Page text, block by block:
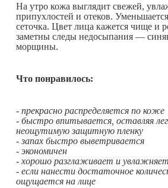
На утро кожа выглядит свежей,
припухлостей и отеков.
сеточка. Цвет лица кажется чище и
заметны следы недосыпания —
морщины.
Что понравилось:
- прекрасно распределяется по коже
- быстро впитывается, оставляя
неощутимую защитную пленку
- запах быстро выветривается
- экономичен
- хорошо разглаживает и
- если нанести достаточное
ощущается на лице